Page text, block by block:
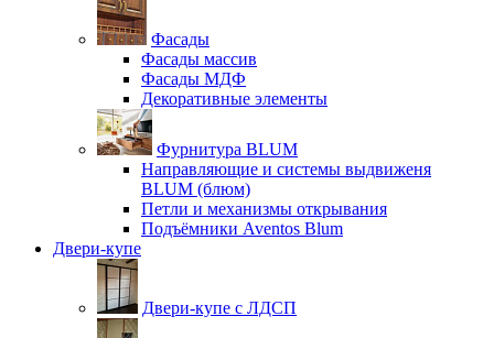
Фасады
Фасады массив
Фасады МДФ
Декоративные элементы
Фурнитура BLUM
Направляющие и системы выдвиженя
BLUM (блюм)
Петли и механизмы открывания
Подъёмники Aventos Blum
Двери-купе
Двери-купе с ЛДСП